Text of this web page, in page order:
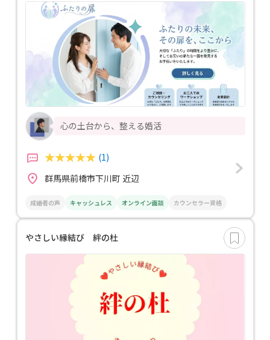
心の土台から、整える婚活
(1)
群馬県前橋市下川町 近辺
成婚者の声 キャッシュレス オンライン面談 カウンセラー資格
やさしい縁結び 絆の杜